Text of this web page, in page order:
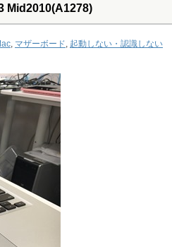
Mid2010(A1278)
, マザーボード, 起動しない・認識しない